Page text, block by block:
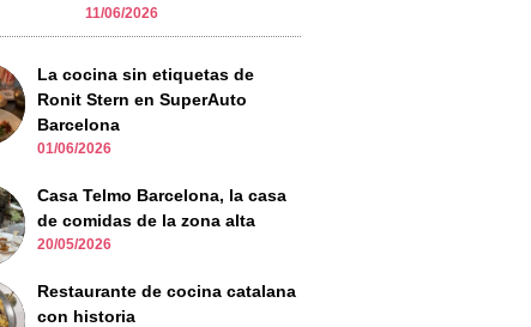
11/06/2026
La cocina sin etiquetas de
Ronit Stern en SuperAuto
Barcelona
01/06/2026
Casa Telmo Barcelona, la casa
de comidas de la zona alta
20/05/2026
Restaurante de cocina catalana
con historia